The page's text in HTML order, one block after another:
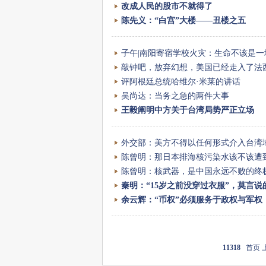
改成人民的股市不就得了
陈先义：“白宫”大楼——丑楼之五
子午|南阳寄宿学校火灾：生命不该是
敲钟吧，放弃幻想，美国已经走入了法
评阿根廷总统哈维尔·米莱的讲话
吴尚达：当务之急的两件大事
王毅阐明中方关于台湾局势严正立场
外交部：美方不得以任何形式介入台湾
陈曾明：那日本排海核污染水该不该遭
陈曾明：核武器，是中国永远不败的终
秦明：“15岁之前没穿过衣服”，莫言说
余云辉：“币权”必须服务于政权与军权
11318 首页